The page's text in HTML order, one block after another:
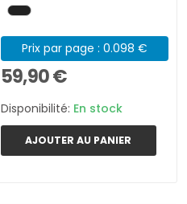
Prix par page : 0.098 €
59,90 €
Disponibilité: En stock
AJOUTER AU PANIER